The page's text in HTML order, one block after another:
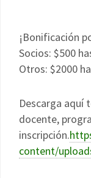
¡Bonificación
Socios: $500
Otros: $2000
Descarga aquí
docente,
inscripción.
content/